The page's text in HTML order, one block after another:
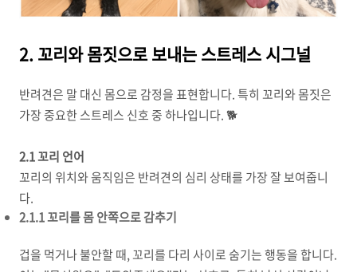
2. 꼬리와 몸짓으로 보내는 스트레스 시그널
반려견은 말 대신 몸으로 감정을 표현합니다. 특히 꼬리와 몸짓은
가장 중요한 스트레스 신호 중 하나입니다. 🐕
2.1 꼬리 언어
꼬리의 위치와 움직임은 반려견의 심리 상태를 가장 잘 보여줍니
다.
2.1.1 꼬리를 몸 안쪽으로 감추기
겁을 먹거나 불안할 때, 꼬리를 다리 사이로 숨기는 행동을 합니다.